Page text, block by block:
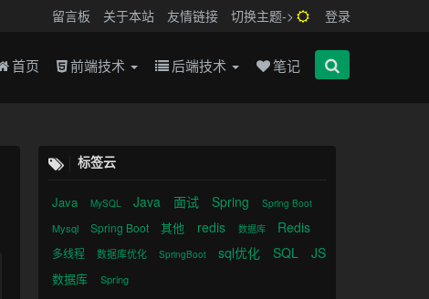
留言板 关于本站 友情链接 切换主题-> 登录
首页 前端技术 后端技术 笔记
标签云
Java MySQL Java 面试 Spring Spring Boot
Mysql Spring Boot 其他 redis 数据库 Redis
多线程 数据库优化 SpringBoot sql优化 SQL JS
数据库 Spring